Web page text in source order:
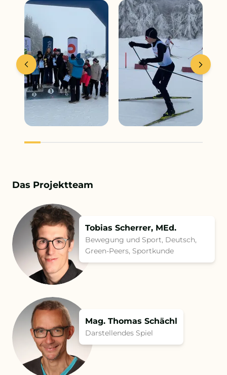
Das Projektteam
Tobias Scherrer, MEd.
Bewegung und Sport, Deutsch,
Green-Peers, Sportkunde
Mag. Thomas Schächl
Darstellendes Spiel